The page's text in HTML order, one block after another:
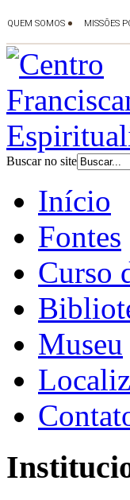
Buscar no site
Início
Fontes
Curso
Museu